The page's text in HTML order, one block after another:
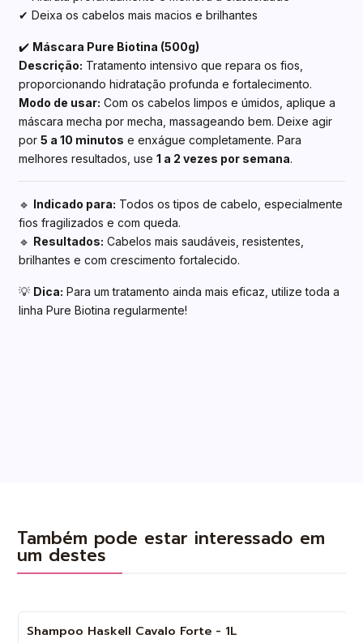
✔ Deixa os cabelos mais macios e brilhantes
✔️ Máscara Pure Biotina (500g)
Descrição: Tratamento intensivo que repara os fios,
proporcionando hidratação profunda e fortalecimento.
Modo de usar: Com os cabelos limpos e úmidos, aplique a
máscara mecha por mecha, massageando bem. Deixe agir
por 5 a 10 minutos e enxágue completamente. Para
melhores resultados, use 1 a 2 vezes por semana.
🔹 Indicado para: Todos os tipos de cabelo, especialmente
fios fragilizados e com queda.
🔹 Resultados: Cabelos mais saudáveis, resistentes,
brilhantes e com crescimento fortalecido.
💡 Dica: Para um tratamento ainda mais eficaz, utilize toda a
linha Pure Biotina regularmente!
Também pode estar interessado em
um destes
Shampoo Haskell Cavalo Forte - 1L